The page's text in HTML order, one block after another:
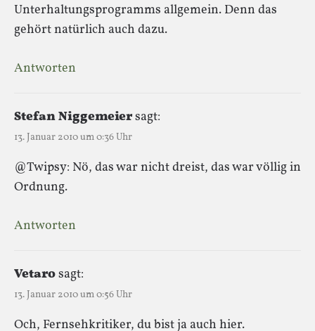
Unterhaltungsprogramms allgemein. Denn das
gehört natürlich auch dazu.
Antworten
Stefan Niggemeiersagt:
13. Januar 2010 um 0:36 Uhr
@Twipsy: Nö, das war nicht dreist, das war völlig in
Ordnung.
Antworten
Vetarosagt:
13. Januar 2010 um 0:56 Uhr
Och, Fernsehkritiker, du bist ja auch hier.